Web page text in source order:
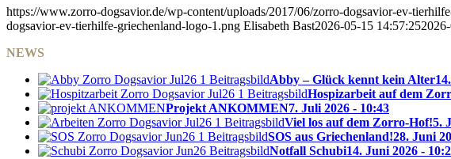
https://www.zorro-dogsavior.de/wp-content/uploads/2017/06/zorro-dogsavior-ev-
dogsavior-ev-tierhilfe-griechenland-logo-1.png Elisabeth Bast2026-05-15 14:57:25
NEWS
Abby – Glück kennt kein Alter
Hospizarbeit auf dem
Projekt ANKOMMEN7. Juli 2026 - 10:43
Viel los auf dem Zorro-Hof!5.
SOS aus Griechenland!28. Juni
Notfall Schubi14. Juni 2026 -